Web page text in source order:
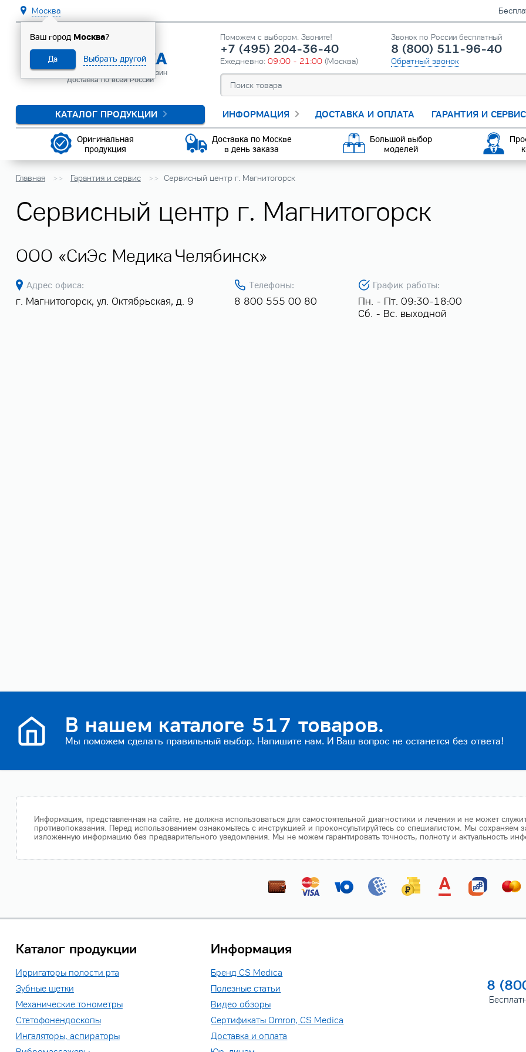
Москва
Ваш город Москва?
Да Выбрать другой
Официальный интернет-магазин
Доставка по всей России
Поможем с выбором. Звоните!
+7 (495) 204-36-40
Ежедневно:09:00 - 21:00 (Москва)
Звонок по России бесплатный
8 (800) 511-96-40
Обратный звонок
КАТАЛОГ ПРОДУКЦИИ ИНФОРМАЦИЯ ДОСТАВКА И ОПЛАТА ГАРАНТИЯ И СЕРВИС
Оригинальная
продукция
Доставка по Москве
в день заказа
Большой выбор
моделей
Главная Гарантия и сервис Сервисный центр г. Магнитогорск
Сервисный центр г. Магнитогорск
ООО «СиЭс Медика Челябинск»
Адрес офиса:
г. Магнитогорск, ул. Октябрьская, д. 9
Телефоны:
8 800 555 00 80
График работы:
Пн. - Пт. 09:30-18:00
Сб. - Вс. выходной
В нашем каталоге 517 товаров.
Мы поможем сделать правильный выбор. Напишите нам. И Ваш вопрос не останется без ответа!
Информация, представленная на сайте, не должна использоваться для самостоятельной диагностики и лечения и не может
противопоказания. Перед использованием ознакомьтесь с инструкцией и проконсультируйтесь со специалистом. Мы
изложенную информацию без предварительного уведомления. Мы не можем гарантировать точность, полноту и актуальность
Каталог продукции
Ирригаторы полости рта
Зубные щетки
Механические тонометры
Стетофонендоскопы
Ингаляторы, аспираторы
Информация
Бренд CS Medica
Полезные статьи
Видео обзоры
Сертификаты Omron, CS Medica
Доставка и оплата
8